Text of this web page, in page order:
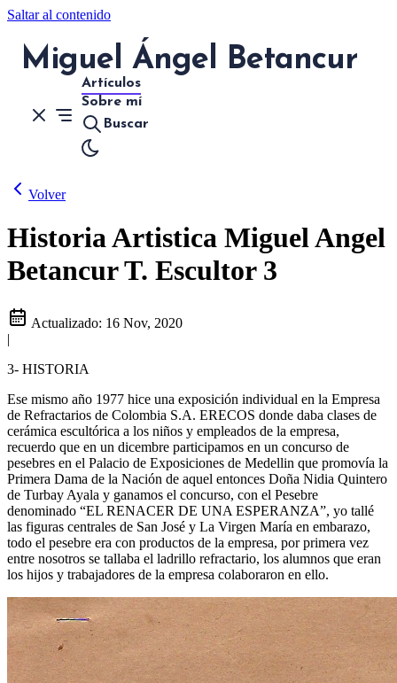
Saltar al contenido
Miguel Ángel Betancur
Artículos
Sobre mí
Buscar
Volver
Historia Artistica Miguel Angel
Betancur T. Escultor 3
Actualizado: 16 Nov, 2020
|
3- HISTORIA
Ese mismo año 1977 hice una exposición individual en la Empresa
de Refractarios de Colombia S.A. ERECOS donde daba clases de
cerámica escultórica a los niños y empleados de la empresa,
recuerdo que en un dicembre participamos en un concurso de
pesebres en el Palacio de Exposiciones de Medellin que promovía la
Primera Dama de la Nación de aquel entonces Doña Nidia Quintero
de Turbay Ayala y ganamos el concurso, con el Pesebre
denominado “EL RENACER DE UNA ESPERANZA”, yo tallé
las figuras centrales de San José y La Virgen María en embarazo,
todo el pesebre era con productos de la empresa, por primera vez
entre nosotros se tallaba el ladrillo refractario, los alumnos que eran
los hijos y trabajadores de la empresa colaboraron en ello.